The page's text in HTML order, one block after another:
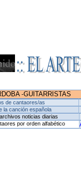
-GUITARRISTAS
de cantaores/as
la canción española
noticias diarias
por orden alfabético